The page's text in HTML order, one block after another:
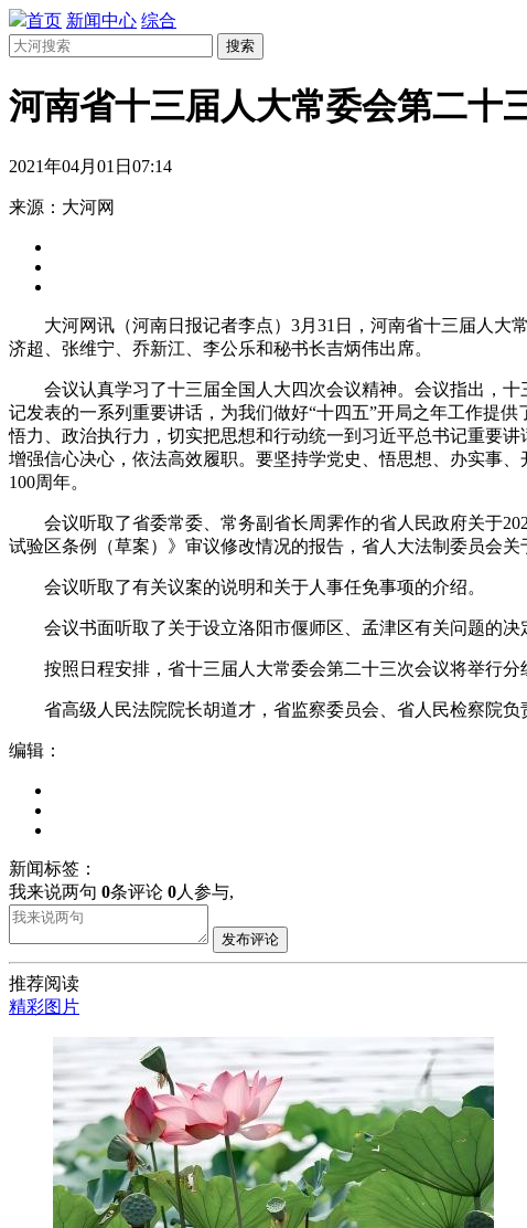
首页 新闻中心 综合
搜索
河南省十三届人大常委会第二十
2021年04月01日07:14
来源：大河网
大河网讯（河南日报记者李点）3月31日，河南省十三届人大
济超、张维宁、乔新江、李公乐和秘书长吉炳伟出席。
会议认真学习了十三届全国人大四次会议精神。会议指出，十
记发表的一系列重要讲话，为我们做好“十四五”开局之年工作提
悟力、政治执行力，切实把思想和行动统一到习近平总书记重要
增强信心决心，依法高效履职。要坚持学党史、悟思想、办实事
100周年。
会议听取了省委常委、常务副省长周霁作的省人民政府关于
试验区条例（草案）》审议修改情况的报告，省人大法制委员会
会议听取了有关议案的说明和关于人事任免事项的介绍。
会议书面听取了关于设立洛阳市偃师区、孟津区有关问题的决
按照日程安排，省十三届人大常委会第二十三次会议将举行分
省高级人民法院院长胡道才，省监察委员会、省人民检察院负
编辑：
新闻标签：
我来说两句 0条评论 0人参与,
发布评论
推荐阅读